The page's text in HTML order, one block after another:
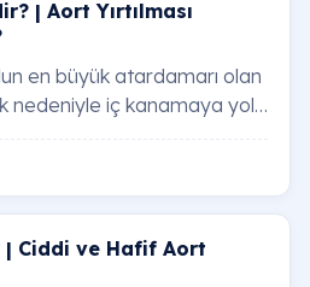
| Aort Yırtılması
en büyük atardamarı olan
nedeniyle iç kanamaya yol
Aort yırtılmas…
| Ciddi ve Hafif Aort